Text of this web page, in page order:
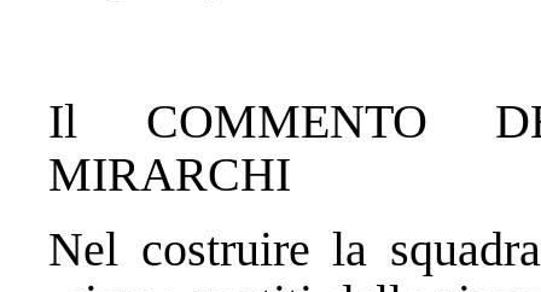
Il COMMENTO
MIRARCHI
Nel costruire la